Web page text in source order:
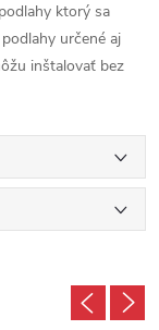
ktorý sa
určené aj
inštalovať bez